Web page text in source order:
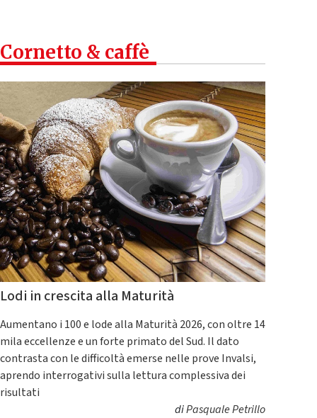
Cornetto & caffè
Lodi in crescita alla Maturità
Aumentano i 100 e lode alla Maturità 2026, con oltre 14
mila eccellenze e un forte primato del Sud. Il dato
contrasta con le difficoltà emerse nelle prove Invalsi,
aprendo interrogativi sulla lettura complessiva dei
risultati
diPasquale Petrillo